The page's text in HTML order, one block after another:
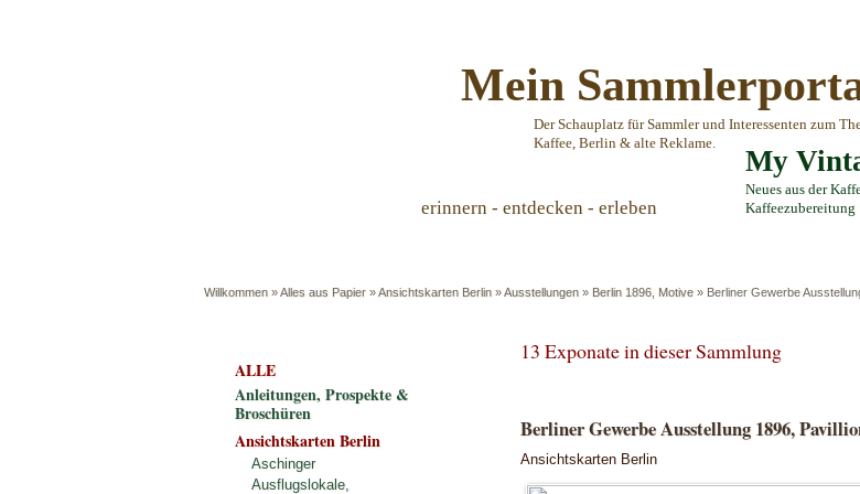
Mein
Der Schauplatz für Sammler und Interessenten zum
Kaffee, Berlin & alte Reklame.
My
Neues aus der
Kaffeezubereitung
erinnern - entdecken - erleben
Willkommen »Alles aus Papier »Ansichtskarten Berlin »Ausstellungen » Berlin 1896, Motive » Berliner Gewerbe
13 Exponate in dieser Sammlung
Berliner Gewerbe Ausstellung 1896,
Ansichtskarten Berlin
ALLE
Anleitungen, Prospekte &
Broschüren
Ansichtskarten Berlin
Aschinger
Ausflugslokale,